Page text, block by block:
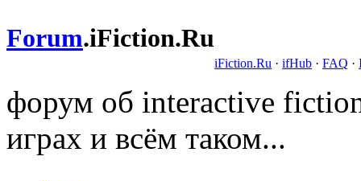
Forum.iFiction.Ru
iFiction.Ru · ifHub · FAQ ·
форум об interactive
играх и всём таком...